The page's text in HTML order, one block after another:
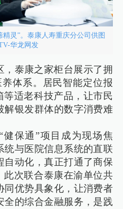
灵”。泰康人寿重庆分公司供图
华龙网发
，泰康之家柜台展示了拥
体系。居民智能定位报
等适老科技产品，让市民
解银发群体的数字消费难
健保通”项目成为现场焦
统与医院信息系统的直联
自动化，真正打通了商保
此次联合泰康在渝单位共
同优势具象化，让消费者
全的综合金融服务，是践